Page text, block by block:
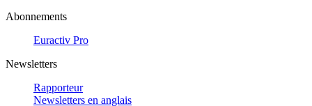
Abonnements
Euractiv Pro
Newsletters
Rapporteur
Newsletters en anglais